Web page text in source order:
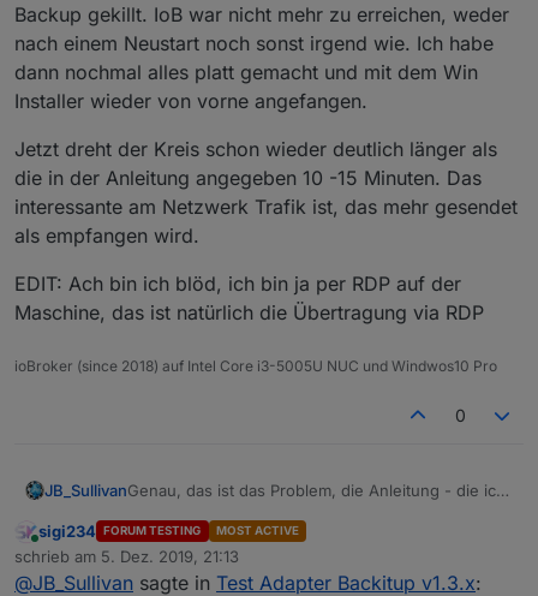
Backup gekillt. IoB war nicht mehr zu erreichen, weder
nach einem Neustart noch sonst irgend wie. Ich habe
dann nochmal alles platt gemacht und mit dem Win
Installer wieder von vorne angefangen.
Jetzt dreht der Kreis schon wieder deutlich länger als
die in der Anleitung angegeben 10 -15 Minuten. Das
interessante am Netzwerk Trafik ist, das mehr gesendet
als empfangen wird.
EDIT: Ach bin ich blöd, ich bin ja per RDP auf der
Maschine, das ist natürlich die Übertragung via RDP
ioBroker (since 2018) auf Intel Core i3-5005U NUC und Windwos10 Pro
0
JB_SullivanGenau, das ist das Problem, die Anleitung - die ich
wenn ioB auf Linux aufgesetzt ist.
Weitest gehend ist das zwar ganze sehr ähnlich,
aber gerade bei der Kontrolle via htop, passt es
nicht zu Windows.
Im übrigen hat mir vorhin das "F5" drücken, das
Online
sigi234 FORUM TESTING MOST ACTIVE
schrieb am 5. Dez. 2019, 21:13
zuletzt editiert von
@JB_Sullivan sagte in Test Adapter Backitup v1.3.x: